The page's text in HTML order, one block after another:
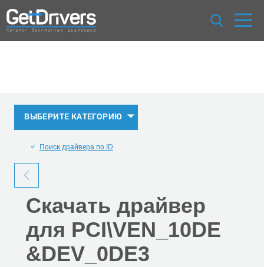
ВЫБЕРИТЕ КАТЕГОРИЮ
Поиск драйвера по ID
Скачать драйвер
для PCI\VEN_10DE
&DEV_0DE3